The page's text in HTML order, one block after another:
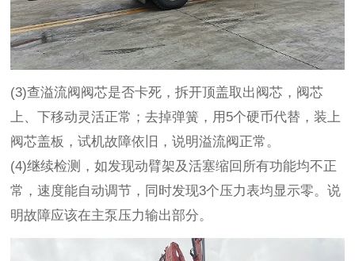
(3)查溢流阀阀芯是否卡死，拆开顶盖取出阀芯，阀芯
上、下移动灵活正常；去掉弹簧，用5个硬币代替，装上
阀芯盖板，试机故障依旧，说明溢流阀正常。
(4)继续检测，如发现动臂架及活塞缩回所有功能均不正
常，速度能自动调节，同时发现3个压力表均显示零。说
明故障应该在主泵压力输出部分。